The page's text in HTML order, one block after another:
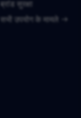
ब्रांड सुरक्षा
सभी उपयोग के मामले